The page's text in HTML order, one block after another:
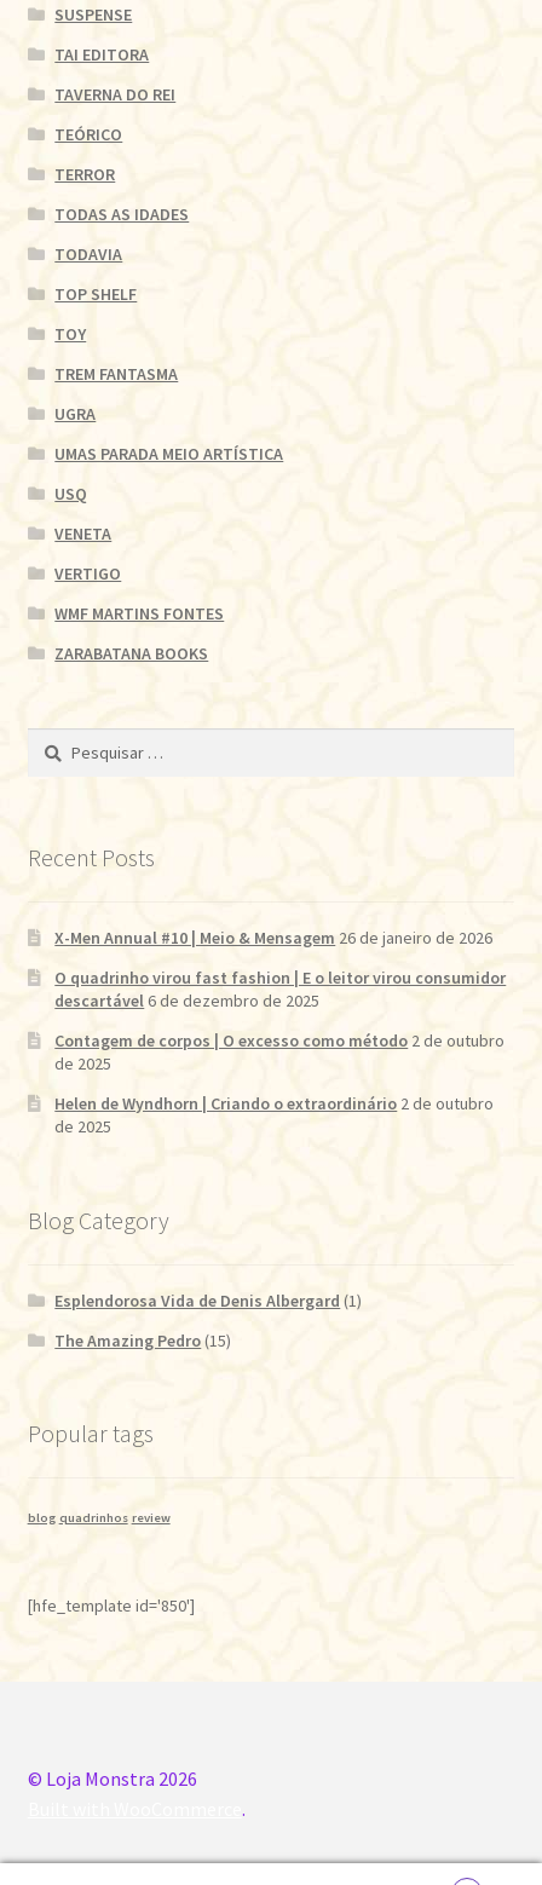
SUSPENSE
TAI EDITORA
TAVERNA DO REI
TEÓRICO
TERROR
TODAS AS IDADES
TODAVIA
TOP SHELF
TOY
TREM FANTASMA
UGRA
UMAS PARADA MEIO ARTÍSTICA
USQ
VENETA
VERTIGO
WMF MARTINS FONTES
ZARABATANA BOOKS
Pesquisar
Recent Posts
X-Men Annual #10 | Meio & Mensagem 26 de janeiro de 2026
O quadrinho virou fast fashion | E o leitor virou consumidor
descartável 6 de dezembro de 2025
Contagem de corpos | O excesso como método 2 de outubro
de 2025
Helen de Wyndhorn | Criando o extraordinário 2 de outubro
de 2025
Blog Category
Esplendorosa Vida de Denis Albergard (1)
The Amazing Pedro(15)
Popular tags
blog quadrinhos review
[hfe_template id='850']
© Loja Monstra 2026
.